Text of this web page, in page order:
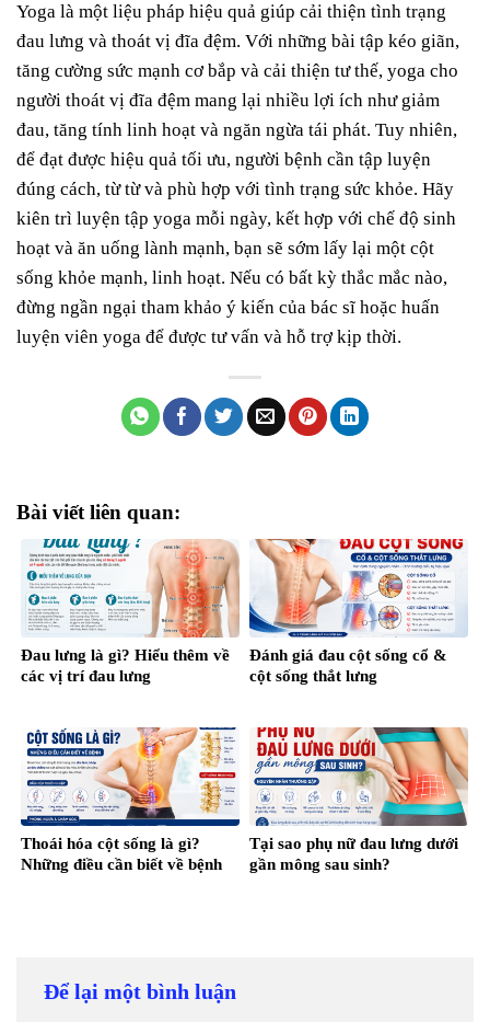
Yoga là một liệu pháp hiệu quả giúp cải thiện tình trạng
đau lưng và thoát vị đĩa đệm. Với những bài tập kéo giãn,
tăng cường sức mạnh cơ bắp và cải thiện tư thế, yoga cho
người thoát vị đĩa đệm mang lại nhiều lợi ích như giảm
đau, tăng tính linh hoạt và ngăn ngừa tái phát. Tuy nhiên,
để đạt được hiệu quả tối ưu, người bệnh cần tập luyện
đúng cách, từ từ và phù hợp với tình trạng sức khỏe. Hãy
kiên trì luyện tập yoga mỗi ngày, kết hợp với chế độ sinh
hoạt và ăn uống lành mạnh, bạn sẽ sớm lấy lại một cột
sống khỏe mạnh, linh hoạt. Nếu có bất kỳ thắc mắc nào,
đừng ngần ngại tham khảo ý kiến của bác sĩ hoặc huấn
luyện viên yoga để được tư vấn và hỗ trợ kịp thời.
Bài viết liên quan:
Đau lưng là gì? Hiểu thêm về
các vị trí đau lưng
Đánh giá đau cột sống cổ &
cột sống thắt lưng
Thoái hóa cột sống là gì?
Những điều cần biết về bệnh
Tại sao phụ nữ đau lưng dưới
gần mông sau sinh?
Để lại một bình luận